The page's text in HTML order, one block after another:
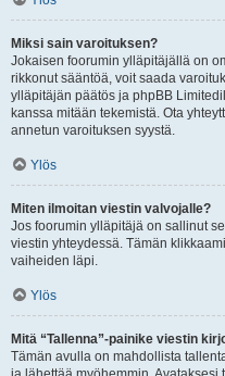
Miksi sain varoituksen?
Jokaisen foorumin ylläpitäjällä on
rikkonut sääntöä, voit saada
ylläpitäjän päätös ja phpBB
kanssa mitään tekemistä. Ota
annetun varoituksen syystä.
Ylös
Miten ilmoitan viestin valvojalle?
Jos foorumin ylläpitäjä on sallinut
viestin yhteydessä. Tämän
vaiheiden läpi.
Ylös
Mitä “Tallenna”-painike viestin
Tämän avulla on mahdollista